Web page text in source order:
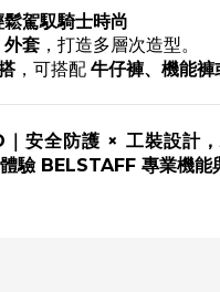
駕馭騎士時尚
外套 ，打造多層次造型。
，可搭配 牛仔褲、機能褲
安全防護 × 工裝設計，
驗 BELSTAFF 專業機能